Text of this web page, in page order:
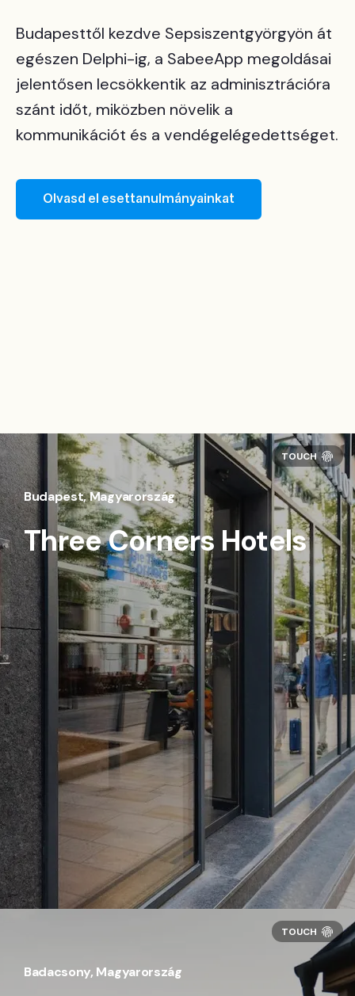
Budapesttől kezdve Sepsiszentgyörgyön át
egészen Delphi-ig, a SabeeApp megoldásai
jelentősen lecsökkentik az adminisztrációra
szánt időt, miközben növelik a
kommunikációt és a vendégelégedettséget.
Olvasd el esettanulmányainkat
Budapest, Magyarország
Three Corners Hotels
Badacsony, Magyarország